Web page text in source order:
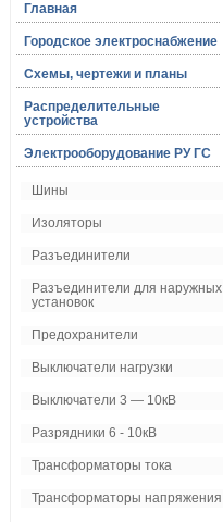
Главная
Городское электроснабжение
Схемы, чертежи и планы
Распределительные
устройства
Электрооборудование РУ ГС
Шины
Изоляторы
Разъединители
Разъединители для наружных
установок
Предохранители
Выключатели нагрузки
Выключатели 3 — 10кВ
Разрядники 6 - 10кВ
Трансформаторы тока
Трансформаторы напряжения